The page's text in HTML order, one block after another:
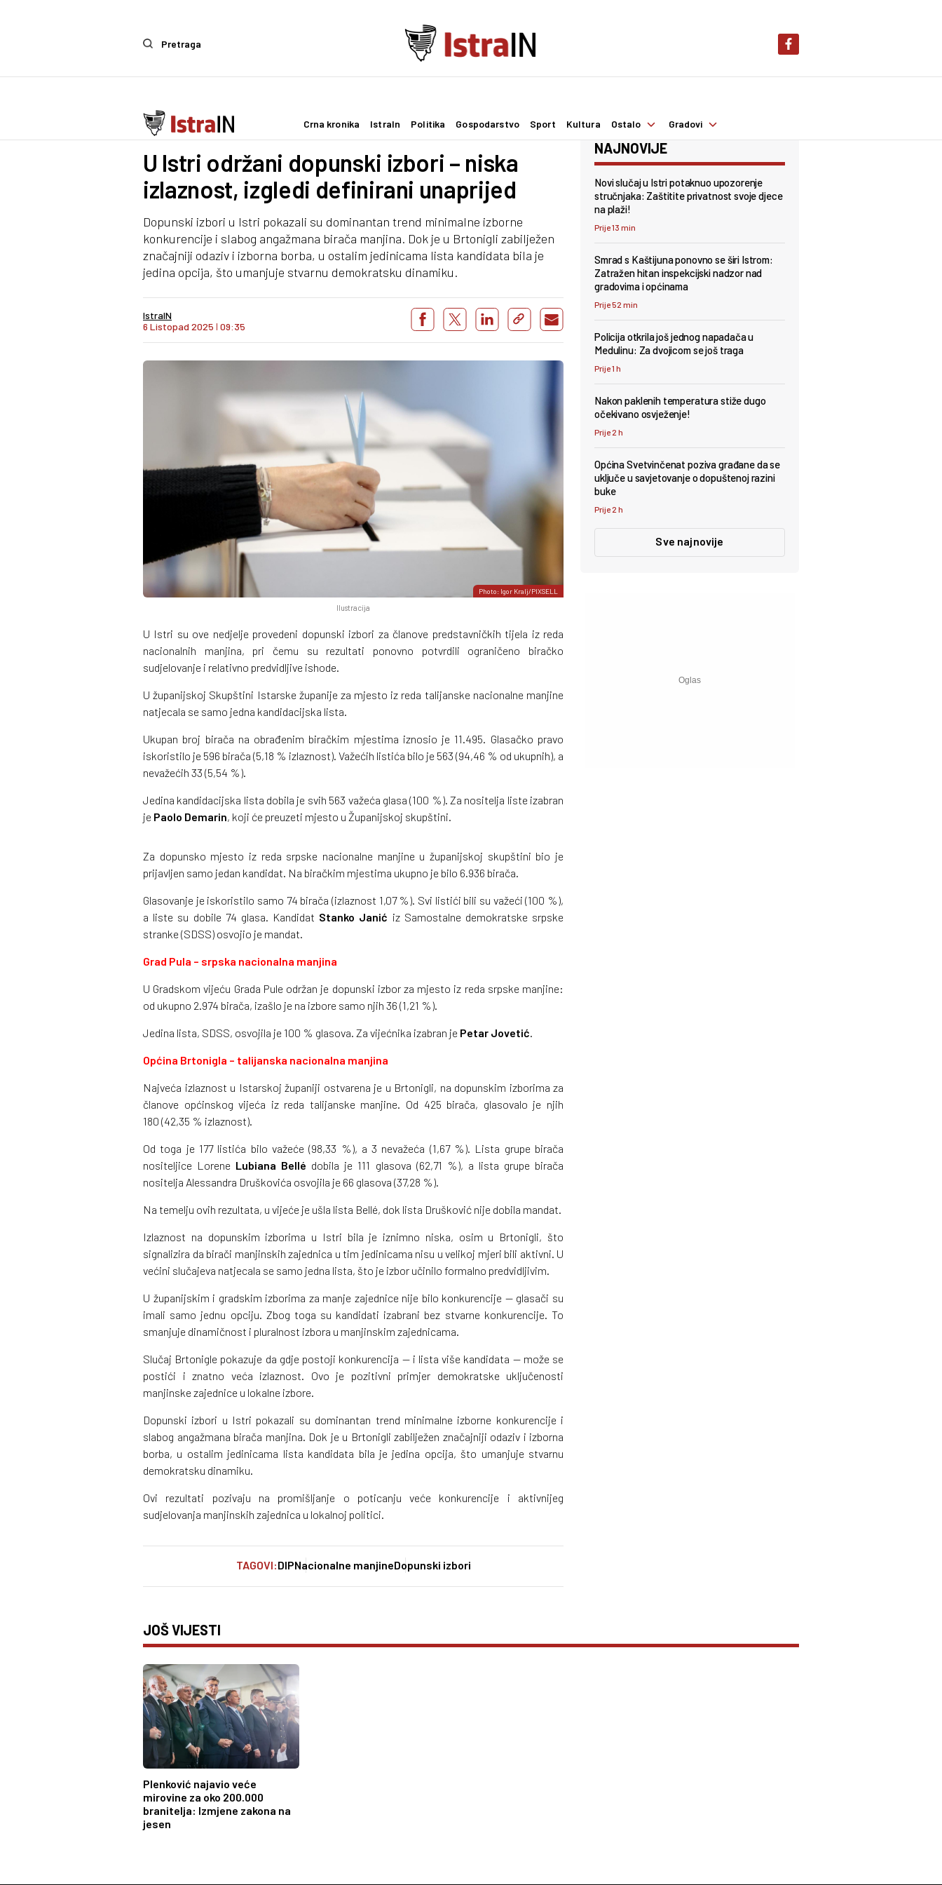
Pretraga
Crna kronika IstraIn Politika Gospodarstvo Sport Kultura Ostalo Gradovi
Politika
U Istri održani dopunski izbori – niska
izlaznost, izgledi definirani unaprijed
Dopunski izbori u Istri pokazali su dominantan trend minimalne izborne
konkurencije i slabog angažmana birača manjina. Dok je u Brtonigli zabilježen
značajniji odaziv i izborna borba, u ostalim jedinicama lista kandidata bila je
jedina opcija, što umanjuje stvarnu demokratsku dinamiku.
IstraIN
6 Listopad 2025 I 09:35
Photo: Igor Kralj/PIXSELL
Ilustracija
U Istri su ove nedjelje provedeni dopunski izbori za članove predstavničkih tijela iz reda
nacionalnih manjina, pri čemu su rezultati ponovno potvrdili ograničeno biračko
sudjelovanje i relativno predvidljive ishode.
U županijskoj Skupštini Istarske županije za mjesto iz reda talijanske nacionalne manjine
natjecala se samo jedna kandidacijska lista.
Ukupan broj birača na obrađenim biračkim mjestima iznosio je 11.495. Glasačko pravo
iskoristilo je 596 birača (5,18 % izlaznost). Važećih listića bilo je 563 (94,46 % od ukupnih), a
nevažećih 33 (5,54 %).
Jedina kandidacijska lista dobila je svih 563 važeća glasa (100 %). Za nositelja liste izabran
je Paolo Demarin, koji će preuzeti mjesto u Županijskoj skupštini.
Za dopunsko mjesto iz reda srpske nacionalne manjine u županijskoj skupštini bio je
prijavljen samo jedan kandidat. Na biračkim mjestima ukupno je bilo 6.936 birača.
Glasovanje je iskoristilo samo 74 birača (izlaznost 1,07 %). Svi listići bili su važeći (100 %),
a liste su dobile 74 glasa. Kandidat Stanko Janić iz Samostalne demokratske srpske
stranke (SDSS) osvojio je mandat.
Grad Pula – srpska nacionalna manjina
U Gradskom vijeću Grada Pule održan je dopunski izbor za mjesto iz reda srpske manjine:
od ukupno 2.974 birača, izašlo je na izbore samo njih 36 (1,21 %).
Jedina lista, SDSS, osvojila je 100 % glasova. Za vijećnika izabran je Petar Jovetić.
Općina Brtonigla – talijanska nacionalna manjina
Najveća izlaznost u Istarskoj županiji ostvarena je u Brtonigli, na dopunskim izborima za
članove općinskog vijeća iz reda talijanske manjine. Od 425 birača, glasovalo je njih
180 (42,35 % izlaznost).
Od toga je 177 listića bilo važeće (98,33 %), a 3 nevažeća (1,67 %). Lista grupe birača
nositeljice Lorene Lubiana Bellé dobila je 111 glasova (62,71 %), a lista grupe birača
nositelja Alessandra Druškovića osvojila je 66 glasova (37,28 %).
Na temelju ovih rezultata, u vijeće je ušla lista Bellé, dok lista Drušković nije dobila mandat.
Izlaznost na dopunskim izborima u Istri bila je iznimno niska, osim u Brtonigli, što
signalizira da birači manjinskih zajednica u tim jedinicama nisu u velikoj mjeri bili aktivni. U
većini slučajeva natjecala se samo jedna lista, što je izbor učinilo formalno predvidljivim.
U županijskim i gradskim izborima za manje zajednice nije bilo konkurencije — glasači su
imali samo jednu opciju. Zbog toga su kandidati izabrani bez stvarne konkurencije. To
smanjuje dinamičnost i pluralnost izbora u manjinskim zajednicama.
Slučaj Brtonigle pokazuje da gdje postoji konkurencija — i lista više kandidata — može se
postići i znatno veća izlaznost. Ovo je pozitivni primjer demokratske uključenosti
manjinske zajednice u lokalne izbore.
Dopunski izbori u Istri pokazali su dominantan trend minimalne izborne konkurencije i
slabog angažmana birača manjina. Dok je u Brtonigli zabilježen značajniji odaziv i izborna
borba, u ostalim jedinicama lista kandidata bila je jedina opcija, što umanjuje stvarnu
demokratsku dinamiku.
Ovi rezultati pozivaju na promišljanje o poticanju veće konkurencije i aktivnijeg
sudjelovanja manjinskih zajednica u lokalnoj politici.
TAGOVI:DIPNacionalne manjineDopunski izbori
NAJNOVIJE
Novi slučaj u Istri potaknuo upozorenje
stručnjaka: Zaštitite privatnost svoje djece
na plaži!
Prije 13 min
Smrad s Kaštijuna ponovno se širi Istrom:
Zatražen hitan inspekcijski nadzor nad
gradovima i općinama
Prije 52 min
Policija otkrila još jednog napadača u
Medulinu: Za dvojicom se još traga
Prije 1 h
Nakon paklenih temperatura stiže dugo
očekivano osvježenje!
Prije 2 h
Općina Svetvinčenat poziva građane da se
uključe u savjetovanje o dopuštenoj razini
buke
Prije 2 h
Sve najnovije
JOŠ VIJESTI
Plenković najavio veće
mirovine za oko 200.000
branitelja: Izmjene zakona na
jesen